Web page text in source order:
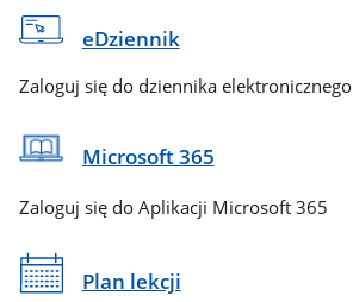
eDziennik
Zaloguj się do dziennika elektronicznego
Microsoft 365
Zaloguj się do Aplikacji Microsoft 365
Plan lekcji